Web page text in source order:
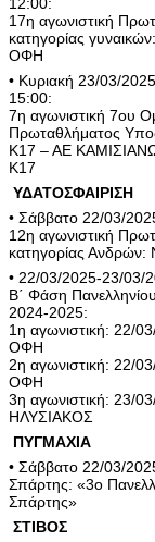
12:00:
17η αγωνιστική
κατηγορίας
ΟΦΗ
• Κυριακή 23/03/
15:00:
7η αγωνιστική 7ου
Πρωταθλήματος
Κ17 – ΑΕ
Κ17
ΥΔΑΤΟΣΦΑΙΡΙΣΗ
• Σάββατο 22/03/
12η αγωνιστική
κατηγορίας
• 22/03/2025-23/03/
Β΄ Φάση
2024-2025:
1η αγωνιστική: 22/
ΟΦΗ
2η αγωνιστική:
ΟΦΗ
3η αγωνιστική: 23/
ΗΛΥΣΙΑΚΟΣ
ΠΥΓΜΑΧΙΑ
• Σάββατο 22/03/
Σπάρτης: «3ο
Σπάρτης»
ΣΤΙΒΟΣ